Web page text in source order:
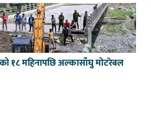
१८ महिनापछि अल्कासाँघु मोटरेबल